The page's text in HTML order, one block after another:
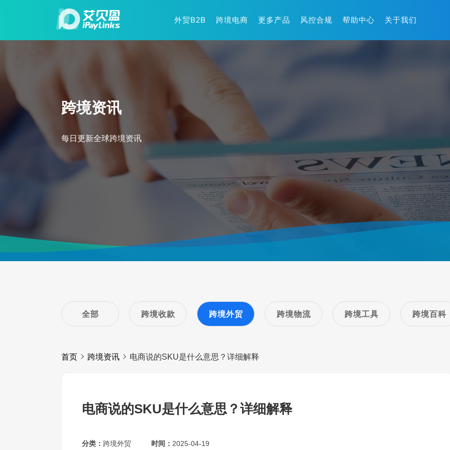
外贸B2B 跨境电商 更多产品 风控合规 帮助中心 关于我们
跨境资讯
每日更新全球跨境资讯
全部 跨境收款 跨境外贸 跨境物流 跨境工具 跨境百科
首页 跨境资讯 电商说的SKU是什么意思？详细解释
电商说的SKU是什么意思？详细解释
分类： 跨境外贸 时间： 2025-04-19